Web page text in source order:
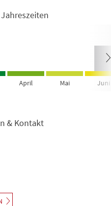
April Mai Juni
& Kontakt